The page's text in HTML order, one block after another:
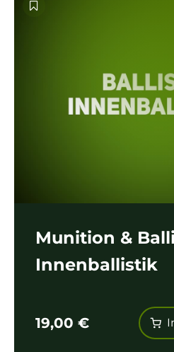
Munition &
Innenballistik
19,00 €